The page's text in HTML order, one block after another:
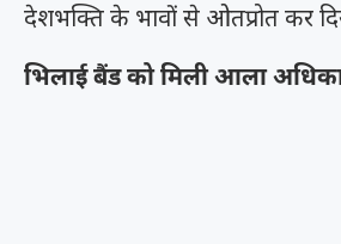
देशभक्ति के भावों से ओतप्रोत कर
भिलाई बैंड को मिली आला